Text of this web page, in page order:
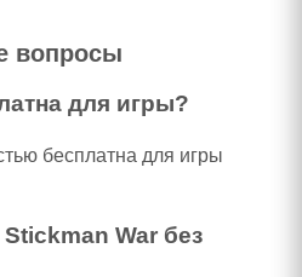
вопросы
для игры?
бесплатна для игры
War без